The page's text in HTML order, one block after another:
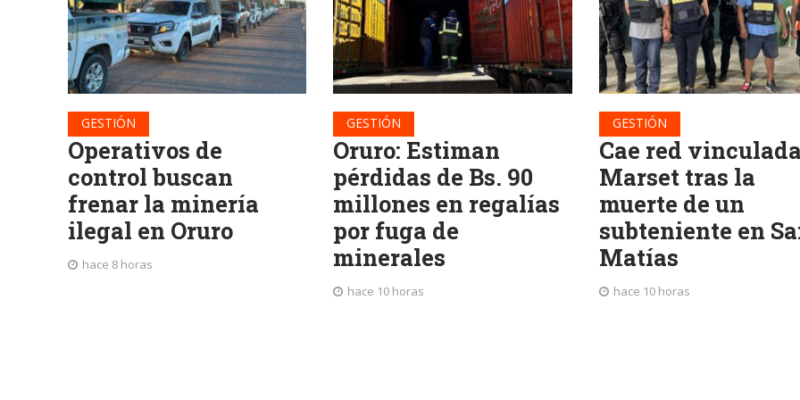
GESTIÓN
Operativos de
control buscan
frenar la minería
ilegal en Oruro
hace 8 horas
GESTIÓN
Oruro: Estiman
pérdidas de Bs. 90
millones en regalías
por fuga de
minerales
hace 10 horas
GESTIÓN
Cae red
Marset tras la
muerte de un
subteniente en
Matías
hace 10 horas